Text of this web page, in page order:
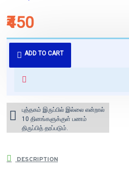
₹450
ADD TO CART
புத்தகம் 3 - 7 நாட்களில் அனுப்பி
வைக்கப்படும்.
for orders above ₹1000 within
புத்தகம் இருப்பில் இல்லை என்றால்
10 தினங்களுக்குள் பணம்
திருப்பித் தரப்படும்.
DESCRIPTION